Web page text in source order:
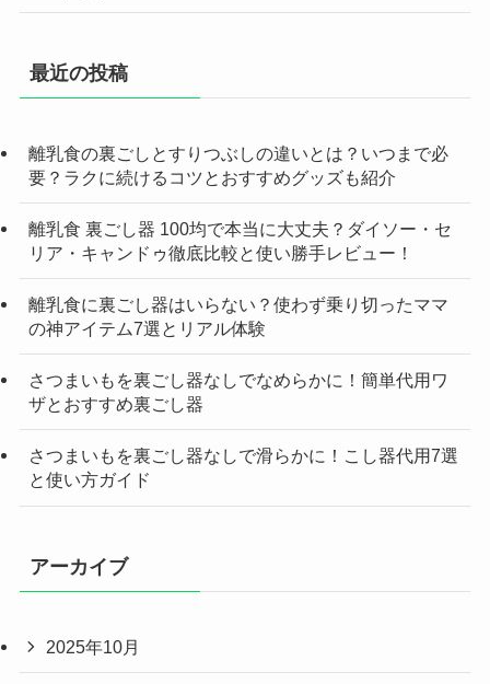
最近の投稿
離乳食の裏ごしとすりつぶしの違いとは？いつまで必
要？ラクに続けるコツとおすすめグッズも紹介
離乳食 裏ごし器 100均で本当に大丈夫？ダイソー・セ
リア・キャンドゥ徹底比較と使い勝手レビュー！
離乳食に裏ごし器はいらない？使わず乗り切ったママ
の神アイテム7選とリアル体験
さつまいもを裏ごし器なしでなめらかに！簡単代用ワ
ザとおすすめ裏ごし器
さつまいもを裏ごし器なしで滑らかに！こし器代用7選
と使い方ガイド
アーカイブ
2025年10月